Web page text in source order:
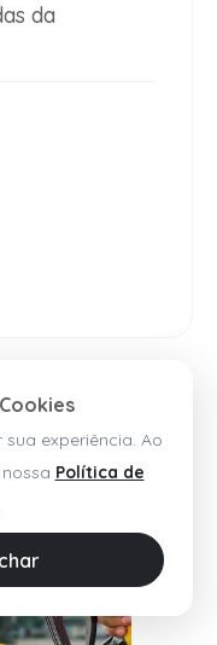
da
experiência. Ao
Política de